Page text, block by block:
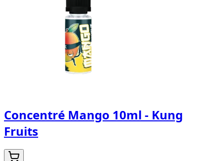
Concentré Mango 10ml - Kung
Fruits